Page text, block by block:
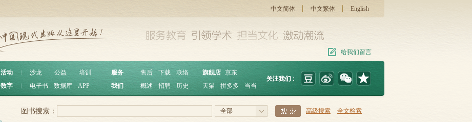
中文简体 中文繁体 English
给我们留言
活动 沙龙 公益
培训
数字
电子书 数据库 APP
服务 ︱ 售后 下载
联络
我们
概述 招聘 历史
旗舰店 京东
天猫
拼多多 当当
全部 高级搜索 全文检索
图书搜索：